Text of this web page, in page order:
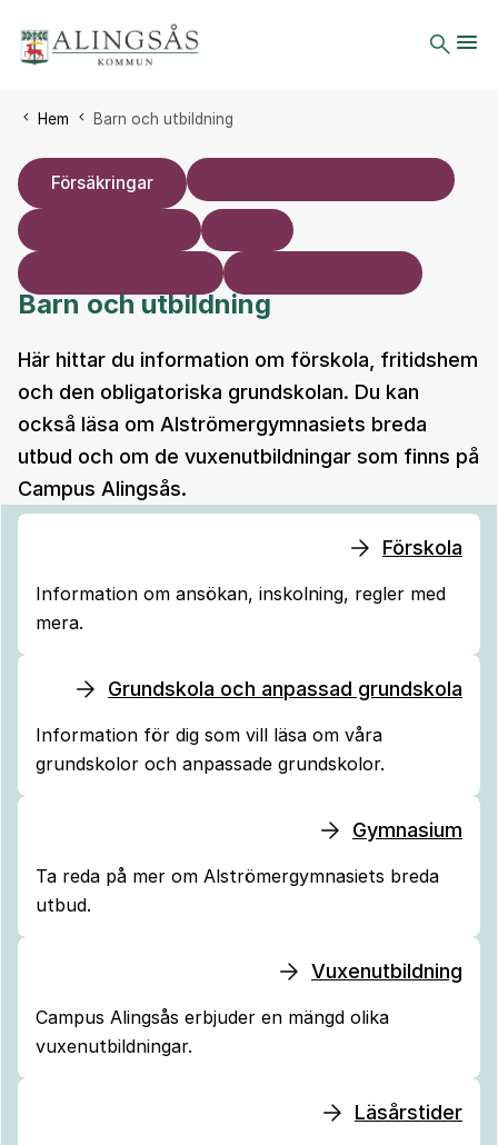
Du är här:
Hem Barn och utbildning
Försäkringar
Barn och utbildning
Här hittar du information om förskola, fritidshem
och den obligatoriska grundskolan. Du kan
också läsa om Alströmergymnasiets breda
utbud och om de vuxenutbildningar som finns på
Campus Alingsås.
Förskola
Information om ansökan, inskolning, regler med
mera.
Grundskola och anpassad grundskola
Information för dig som vill läsa om våra
grundskolor och anpassade grundskolor.
Gymnasium
Ta reda på mer om Alströmergymnasiets breda
utbud.
Vuxenutbildning
Campus Alingsås erbjuder en mängd olika
vuxenutbildningar.
Läsårstider